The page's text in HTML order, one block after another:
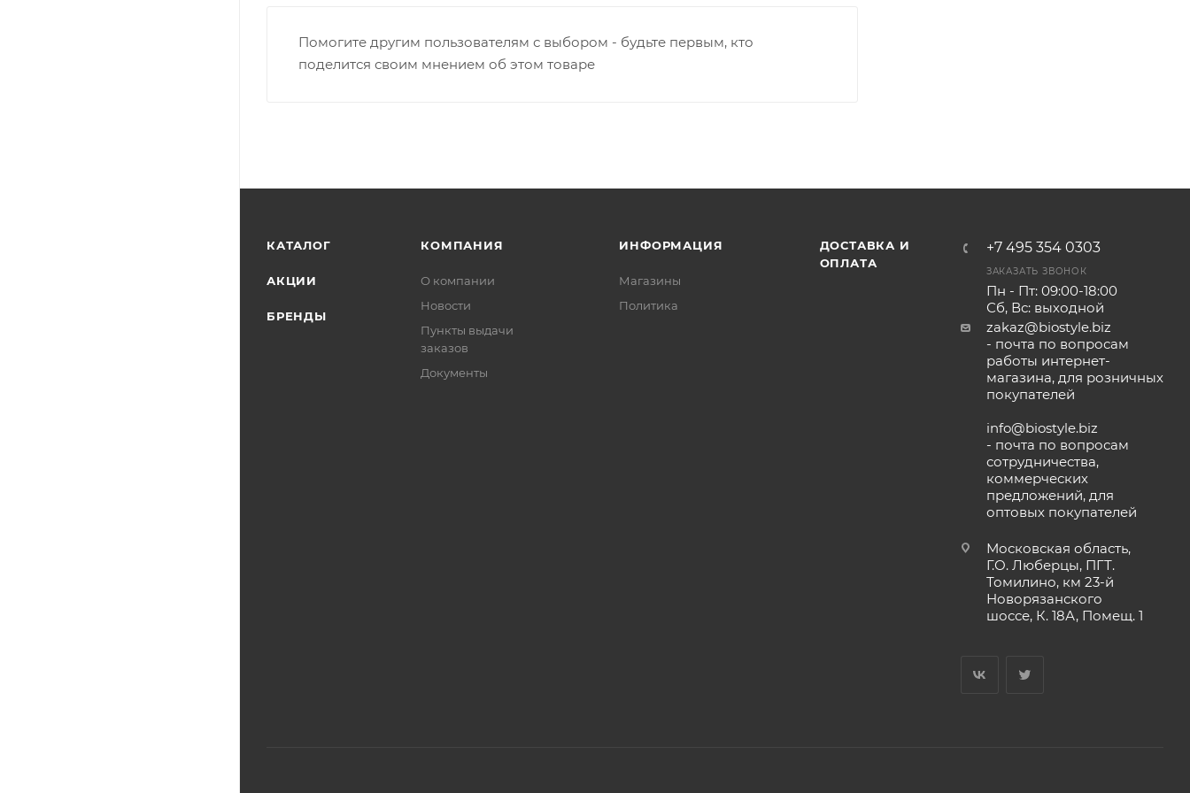
Помогите другим пользователям с выбором - будьте первым, кто
поделится своим мнением об этом товаре
КАТАЛОГ
АКЦИИ
БРЕНДЫ
КОМПАНИЯ
О компании
Новости
Пункты выдачи
заказов
Документы
ИНФОРМАЦИЯ
Магазины
Политика
ДОСТАВКА И
ОПЛАТА
+7 495 354 0303
ЗАКАЗАТЬ ЗВОНОК
Пн - Пт: 09:00-18:00
Сб, Вс: выходной
zakaz@biostyle.biz
- почта по вопросам
работы интернет-
магазина, для розничных
покупателей
info@biostyle.biz
- почта по вопросам
сотрудничества,
коммерческих
предложений, для
оптовых покупателей
Московская область,
Г.О. Люберцы, ПГТ.
Томилино, км 23-й
Новорязанского
шоссе, К. 18А, Помещ. 1